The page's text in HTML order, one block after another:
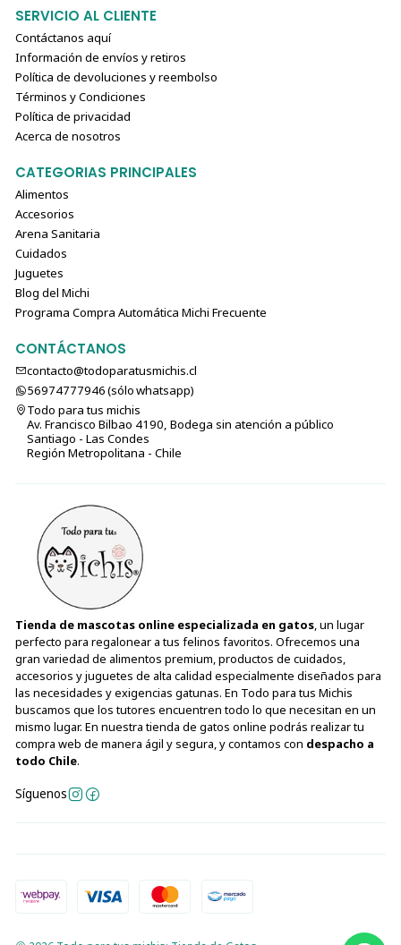
SERVICIO AL CLIENTE
Contáctanos aquí
Información de envíos y retiros
Política de devoluciones y reembolso
Términos y Condiciones
Política de privacidad
Acerca de nosotros
CATEGORIAS PRINCIPALES
Alimentos
Accesorios
Arena Sanitaria
Cuidados
Juguetes
Blog del Michi
Programa Compra Automática Michi Frecuente
CONTÁCTANOS
contacto@todoparatusmichis.cl
56974777946 (sólo⁣⁣⁣⁣⁣​​​​​​​​​​​​​​​ whatsapp)
Todo para tus michis
Av. Francisco Bilbao 4190, Bodega sin atención a público
Santiago - Las Condes
Región Metropolitana - Chile
Tienda de mascotas online especializada en gatos, un lugar
perfecto para regalonear a tus felinos favoritos. Ofrecemos una
gran variedad de alimentos premium, productos de cuidados,
accesorios y juguetes de alta calidad especialmente diseñados para
las necesidades y exigencias gatunas. En Todo para tus Michis
buscamos que los tutores encuentren todo lo que necesitan en un
mismo lugar. En nuestra tienda de gatos online podrás realizar tu
compra web de manera ágil y segura, y contamos con despacho a
todo Chile.
Síguenos